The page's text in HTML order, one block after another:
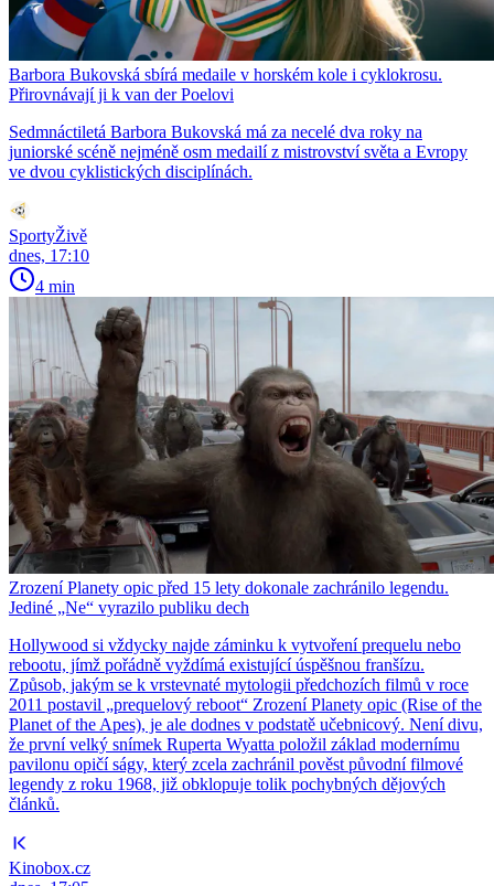
Barbora Bukovská sbírá medaile v horském kole i cyklokrosu.
Přirovnávají ji k van der Poelovi
Sedmnáctiletá Barbora Bukovská má za necelé dva roky na
juniorské scéně nejméně osm medailí z mistrovství světa a Evropy
ve dvou cyklistických disciplínách.
SportyŽivě
dnes, 17:10
4 min
Zrození Planety opic před 15 lety dokonale zachránilo legendu.
Jediné „Ne“ vyrazilo publiku dech
Hollywood si vždycky najde záminku k vytvoření prequelu nebo
rebootu, jímž pořádně vyždímá existující úspěšnou franšízu.
Způsob, jakým se k vrstevnaté mytologii předchozích filmů v roce
2011 postavil „prequelový reboot“ Zrození Planety opic (Rise of the
Planet of the Apes), je ale dodnes v podstatě učebnicový. Není divu,
že první velký snímek Ruperta Wyatta položil základ modernímu
pavilonu opičí ságy, který zcela zachránil pověst původní filmové
legendy z roku 1968, již obklopuje tolik pochybných dějových
článků.
Kinobox.cz